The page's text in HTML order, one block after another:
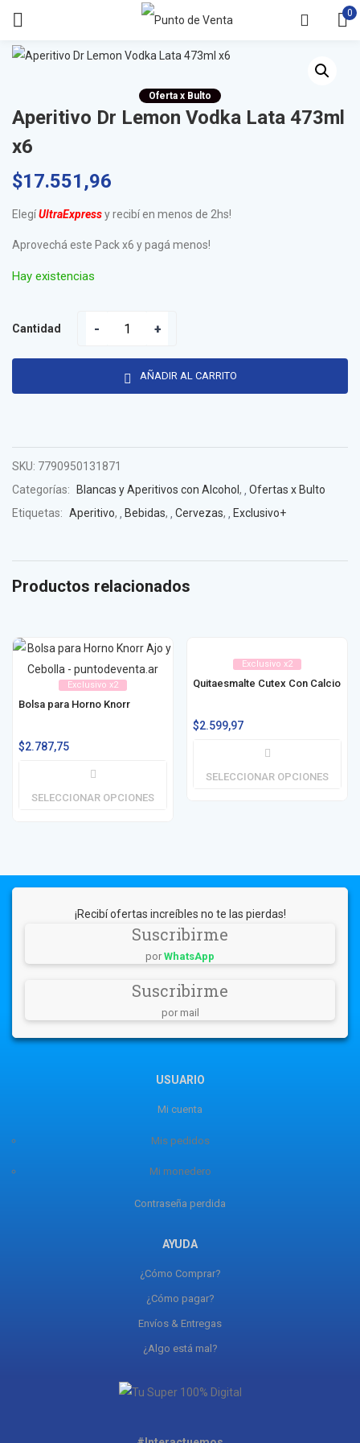
0
Oferta x Bulto
Aperitivo Dr Lemon Vodka Lata 473ml
x6
$17.551,96
ElegíUltraExpressy recibí en menos de 2hs!
Aprovechá este Pack x6 y pagá menos!
Hay existencias
Cantidad
AÑADIR AL CARRITO
SKU: 7790950131871
Categorías:
Blancas y Aperitivos con Alcohol ,
Ofertas x Bulto
Etiquetas: Aperitivo, Bebidas, Cervezas, Exclusivo+
Productos relacionados
Exclusivo x2
Bolsa para Horno Knorr
$2.787,75
SELECCIONAR OPCIONES
Exclusivo x2
Quitaesmalte Cutex Con Calcio
$2.599,97
SELECCIONAR OPCIONES
¡Recibí ofertas increíbles no te las pierdas!
Suscribirme
por WhatsApp
Suscribirme
por mail
USUARIO
Mi cuenta
Mis pedidos
Mi monedero
Contraseña perdida
AYUDA
¿Cómo Comprar?
¿Cómo pagar?
Envíos & Entregas
¿Algo está mal?